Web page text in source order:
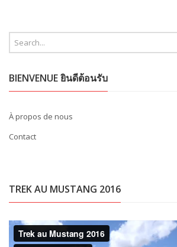
BIENVENUE ยินดีต้อนรับ
À propos de nous
Contact
TREK AU MUSTANG 2016